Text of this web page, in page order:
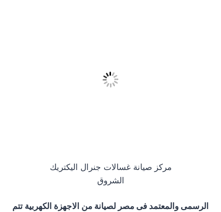
مركز صيانة غسالات جنرال اليكتريك
الشروق
الرسمى والمعتمد فى مصر لصيانة من الاجهزة الكهربية تتم